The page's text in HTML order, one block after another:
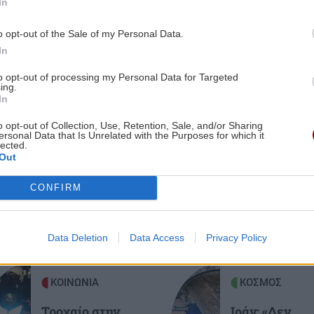
opt-out of the Sale of my Personal Data.
opt-out of processing my Personal Data for Targeted
opt-out of Collection, Use, Retention, Sale, and/or Sharing
Data that Is Unrelated with the Purposes for which it
CONFIRM
Data Deletion Data Access Privacy Policy
GOSSIP - LIFESTYLE
μακαρόνια με θαλασσινό νερό
ΑΕΚ: Φιλική τεσσάρα στην Καλλιθέα
GOSSIP - LIFESTYLE
Ριφιφί: Η σειρά του Σωτήρη
Τσαφούλια έρχεται στην ελεύθερη
τηλεόραση
21:55
ΕΛΛΑΔΑ
Στα ίχνη του μύθου: Η αναπαράσταση
οι ειδήσεις
ΚΟΙΝΩΝΙΑ ΚΟΣΜΟΣ